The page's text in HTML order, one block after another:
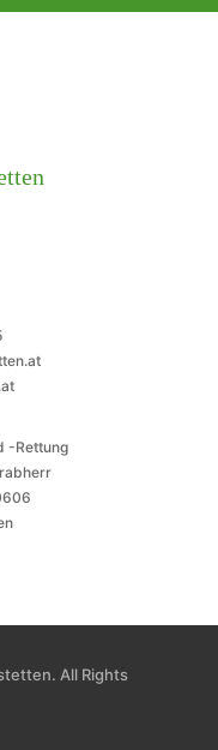
-Rettung
All Rights